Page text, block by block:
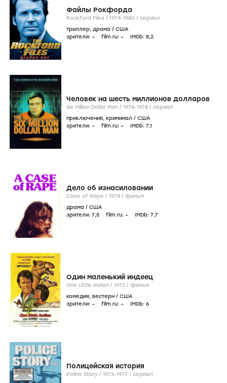
Файлы Рокфорда
Rockford Files / 1974-1980 / сериал
триллер, драма / США
зрители: – film.ru: – IMDb: 8,2
Человек на шесть миллионов долларов
Six Million Dollar Man / 1974-1978 / сериал
приключения, криминал / США
зрители: – film.ru: – IMDb: 7,1
Дело об изнасиловании
Case of Rape / 1974 / фильм
драма / США
зрители: 7,5 film.ru: – IMDb: 7,7
Один маленький индеец
One Little Indian / 1973 / фильм
комедия, вестерн / США
зрители: – film.ru: – IMDb: 6
Полицейская история
Police Story / 1973-1977 / сериал